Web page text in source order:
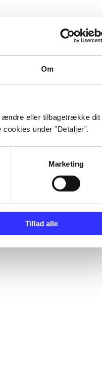
Om
ændre eller tilbagetrække dit
under ”Detaljer”.
Marketing
Tillad alle